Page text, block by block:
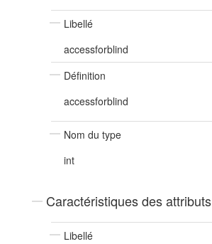
Libellé
accessforblind
Définition
accessforblind
Nom du type
int
Caractéristiques des attributs
Libellé